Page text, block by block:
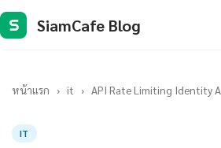
S SiamCafe Blog
หน้าแรก › it › API Rate Limiting Identity
IT